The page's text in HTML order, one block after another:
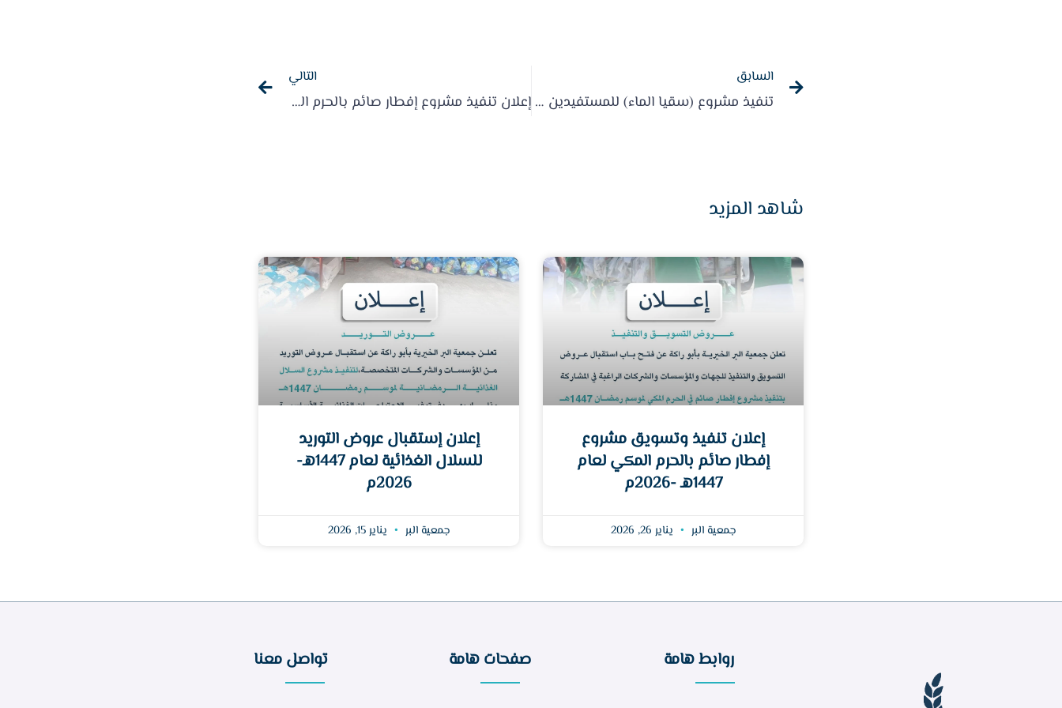
السابق
تنفيذ مشروع (سقيا الماء) للمستفيدين من خدمات الجمعية 1445هـ
التالي
إعلان تنفيذ مشروع إفطار صائم بالحرم المكي لعام 1445هـ
شاهد المزيد
إعلان تنفيذ وتسويق مشروع
إفطار صائم بالحرم المكي لعام
1447هـ -2026م
جمعية البر يناير 26, 2026
إعلان إستقبال عروض التوريد
للسلال الغذائية لعام 1447هـ-
2026م
جمعية البر يناير 15, 2026
روابط هامة صفحات هامة تواصل معنا